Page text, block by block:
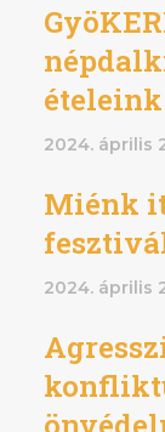
2024. április
Miénk
2024. április